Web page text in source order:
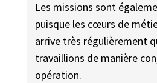
Les missions sont
puisque les cœurs de
arrive très régulièrement
travaillions de manière
opération.